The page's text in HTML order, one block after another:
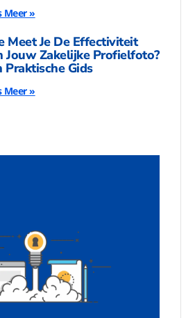
Meer »
Meet Je De Effectiviteit
Jouw Zakelijke Profielfoto?
Praktische Gids
Meer »